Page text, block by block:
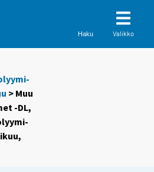
Haku Valikko
> Muu
-DL,